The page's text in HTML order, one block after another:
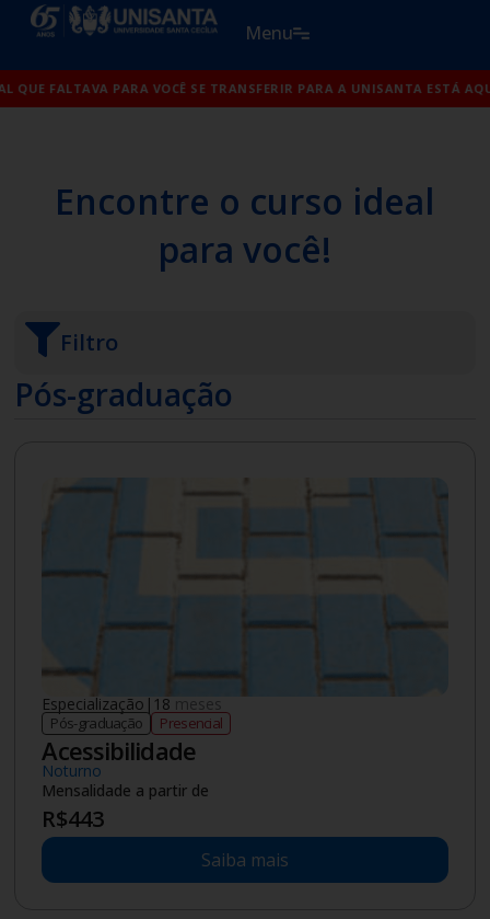
o
conteúdo
Menu
SE TRANSFERIR PARA A UNISANTA ESTÁ AQUI! O SINAL QUE
Encontre o curso ideal
para você!
Filtro
Pós-graduação
Especialização | 18 meses
Pós-graduação Presencial
Acessibilidade
Noturno
Mensalidade a partir de
R$443
Saiba mais